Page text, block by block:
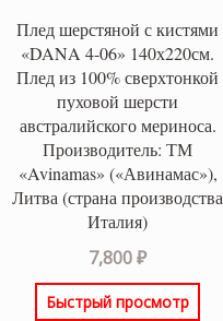
Плед шерстяной с кистями
«DANA 4-06» 140х220см.
Плед из 100% сверхтонкой
пуховой шерсти
австралийского мериноса.
Производитель: ТМ
«Avinamas» («Авинамас»),
Литва (страна производства
Италия)
7,800₽
Быстрый просмотр